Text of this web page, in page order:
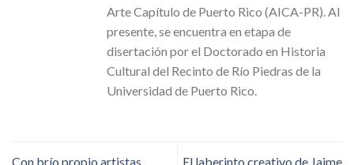
Arte Capítulo de Puerto Rico (AICA-PR). Al
presente, se encuentra en etapa de
disertación por el Doctorado en Historia
Cultural del Recinto de Río Piedras de la
Universidad de Puerto Rico.
Con brío propio artistas
El laberinto creativo de Jaime